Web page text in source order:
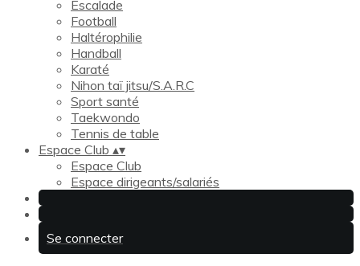
Escalade
Football
Haltérophilie
Handball
Karaté
Nihon taï jitsu/S.A.R.C
Sport santé
Taekwondo
Tennis de table
Espace Club ▴▾
Espace Club
Espace dirigeants/salariés
Se connecter